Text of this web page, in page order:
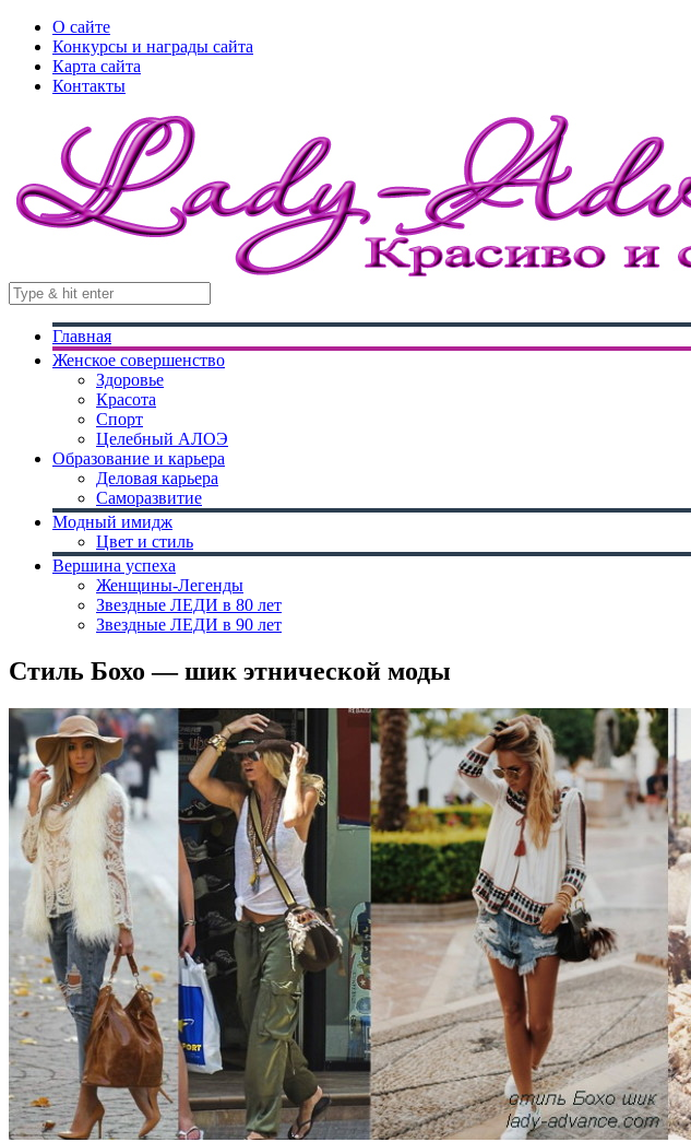
О сайте
Конкурсы и награды сайта
Карта сайта
Контакты
Главная
Женское совершенство
Здоровье
Красота
Спорт
Целебный АЛОЭ
Образование и карьера
Деловая карьера
Саморазвитие
Модный имидж
Цвет и стиль
Вершина успеха
Женщины-Легенды
Звездные ЛЕДИ в 80 лет
Звездные ЛЕДИ в 90 лет
Стиль Бохо — шик этнической моды